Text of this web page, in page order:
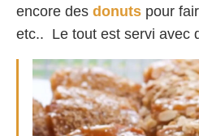
encore des donuts pour
etc.. Le tout est servi avec